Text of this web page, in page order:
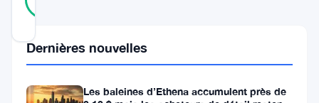
Riot
Platforms
Dernières nouvelles
Les baleines d’Ethena accumulent près de